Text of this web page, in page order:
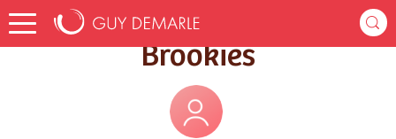
Accueil Recettes Brookies
Brookies